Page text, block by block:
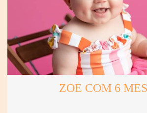
ZOE COM 6